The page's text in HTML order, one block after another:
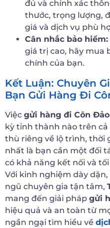
đủ và chính xác
thước, trọng lượng,
giá và dịch vụ phù
Cân nhắc bảo hiểm:
giá trị cao, hãy mua
chính của bạn.
Kết Luận: Chuyên
Bạn Gửi Hàng Đi
Việc gửi hàng đi Côn Đảo
kỳ tỉnh thành nào trên
thù riêng về lộ trình, thời
nhất là bạn cần một đối
có khả năng kết nối và
Với kinh nghiệm dày
ngũ chuyên gia tận tâm,
mang đến giải pháp gửi
hiệu quả và an toàn từ
ngần ngại tìm hiểu về